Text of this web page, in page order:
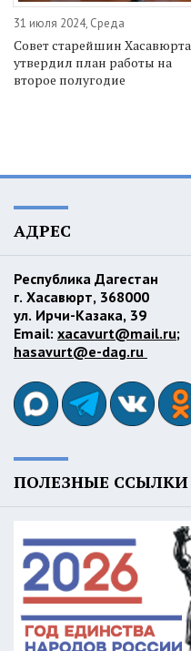
31 июля 2024, Среда
Совет старейшин Хасавюрта
утвердил план работы на
второе полугодие
АДРЕС
Республика Дагестан
г. Хасавюрт, 368000
ул. Ирчи-Казака, 39
Email: xacavurt@mail.ru;
hasavurt@e-dag.ru
ПОЛЕЗНЫЕ ССЫЛКИ